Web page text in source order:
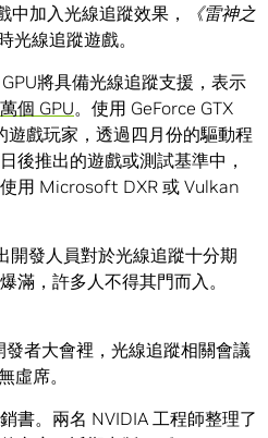
加入光線追蹤效果，
《雷神之
光線追蹤遊戲。
將具備光線追蹤支援，表示
個 GPU。使用 GeForce GTX
遊戲玩家，透過四月份的驅動程
後推出的遊戲或測試基準中，
用 Microsoft DXR 或 Vulkan
開發人員對於光線追蹤十分期
滿，許多人不得其門而入。
者大會裡，光線追蹤相關會議
虛席。
書。兩名 NVIDIA 工程師整理了